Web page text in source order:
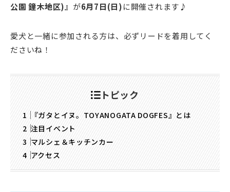
公園 鐘木地区)』 が6月7日(日)に開催されます♪
愛犬と一緒に参加される方は、必ずリードを着用してく
ださいね！
トピック
『ガタとイヌ。TOYANOGATA DOGFES』とは
注目イベント
マルシェ＆キッチンカー
アクセス